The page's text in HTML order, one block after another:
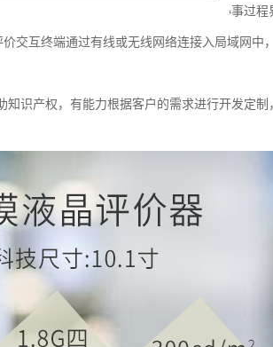
端的屏幕界面投射到评价器上；实现办事过程
交互终端通过有线或无线网络连接入局域网中
识产权，有能力根据客户的需求进行开发定制